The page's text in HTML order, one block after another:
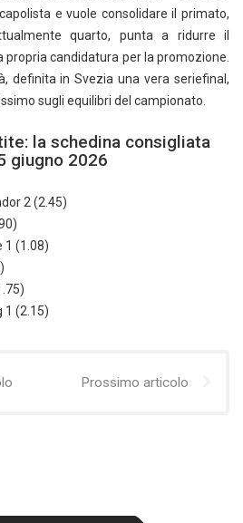
e vuole consolidare il primato,
quarto, punta a ridurre il
candidatura per la promozione.
definita in Svezia una vera seriefinal,
sugli equilibri del campionato.
la schedina consigliata
giugno 2026
2 (2.45)
1 (1.08)
1 (2.15)
Prossimo articolo